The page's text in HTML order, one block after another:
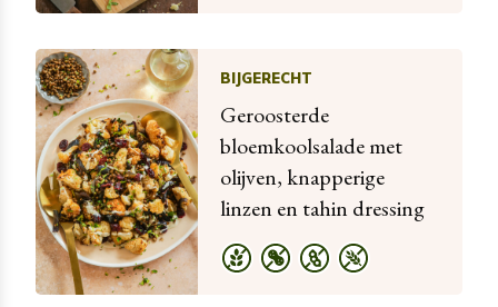
BIJGERECHT
Geroosterde
bloemkoolsalade met
olijven, knapperige
linzen en tahin dressing